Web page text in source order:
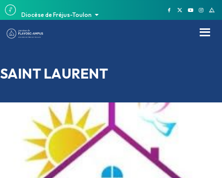
Diocèse de Fréjus-Toulon
SAINT LAURENT